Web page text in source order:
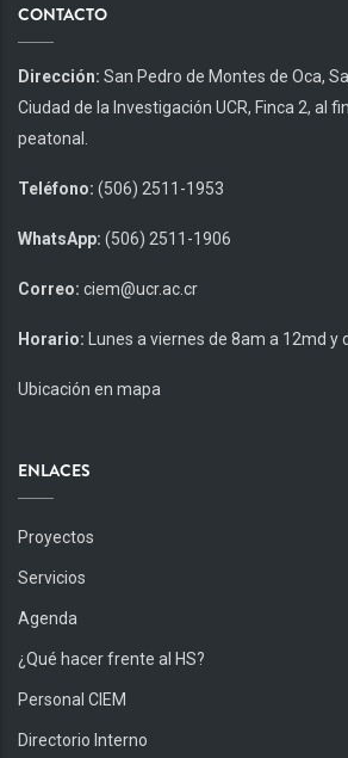
CONTACTO
Dirección: San Pedro de Montes de Oca,
Ciudad de la Investigación UCR, Finca 2, al
peatonal.
Teléfono: (506) 2511-1953
WhatsApp: (506) 2511-1906
Correo: ciem@ucr.ac.cr
Horario: Lunes a viernes de 8am a 12md y
Ubicación en mapa
ENLACES
Proyectos
Servicios
Agenda
¿Qué hacer frente al HS?
Personal CIEM
Directorio Interno